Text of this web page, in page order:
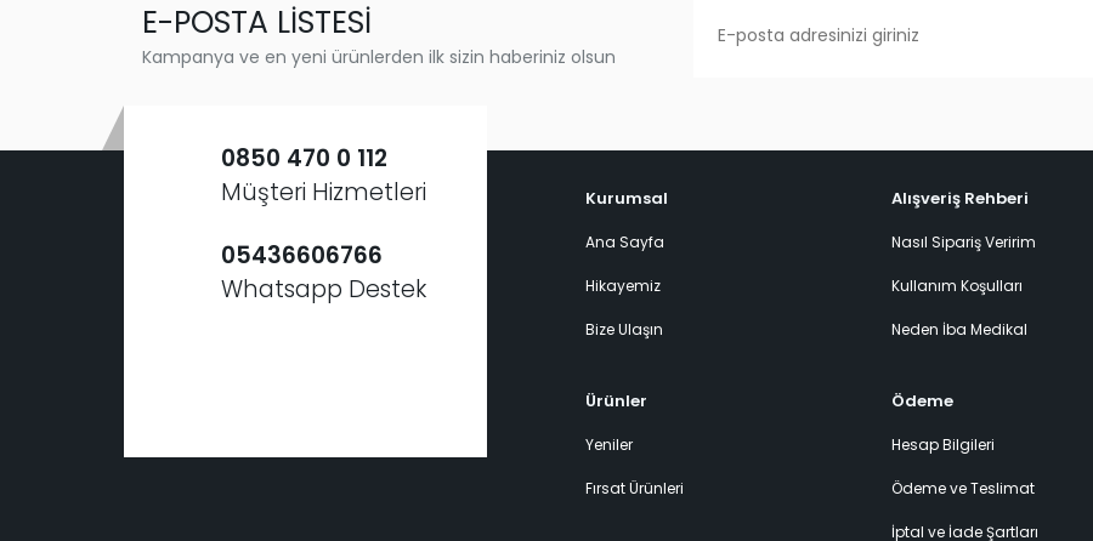
E-POSTA LİSTESİ
Kampanya ve en yeni ürünlerden ilk sizin haberiniz olsun
0850 470 0 112
Müşteri Hizmetleri
05436606766
Whatsapp Destek
Kurumsal
Ana Sayfa
Hikayemiz
Bize Ulaşın
Alışveriş Rehberi
Nasıl Sipariş Veririm
Kullanım Koşulları
Neden İba Medikal
Ürünler
Yeniler
Fırsat Ürünleri
Ödeme
Hesap Bilgileri
Ödeme ve Teslimat
İptal ve İade Şartları